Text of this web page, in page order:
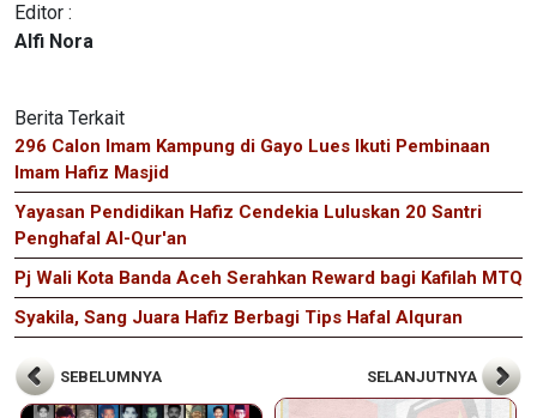
Editor :
Alfi Nora
Berita Terkait
296 Calon Imam Kampung di Gayo Lues Ikuti Pembinaan
Imam Hafiz Masjid
Yayasan Pendidikan Hafiz Cendekia Luluskan 20 Santri
Penghafal Al-Qur'an
Pj Wali Kota Banda Aceh Serahkan Reward bagi Kafilah MTQ
Syakila, Sang Juara Hafiz Berbagi Tips Hafal Alquran
SEBELUMNYA SELANJUTNYA